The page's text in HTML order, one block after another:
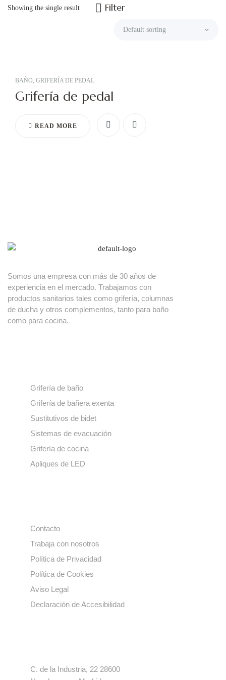
Showing the single result Filter
BAÑO, GRIFERÍA DE PEDAL
Grifería de pedal
READ MORE
Somos una empresa con más de 30 años de
experiencia en el mercado. Trabajamos con
productos sanitarios tales como grifería, columnas
de ducha y otros complementos, tanto para baño
como para cocina.
Grifería de baño
Grifería de bañera exenta
Sustitutivos de bidet
Sistemas de evacuación
Grifería de cocina
Apliques de LED
Contacto
Trabaja con nosotros
Política de Privacidad
Política de Cookies
Aviso Legal
Declaración de Accesibilidad
C. de la Industria, 22 28600